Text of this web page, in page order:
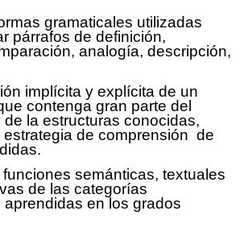
gramaticales utilizadas
párrafos de definición,
analogía, descripción,
implícita y explícita de un
contenga gran parte del
la estructuras conocidas,
de comprensión de
semánticas, textuales
de las categorías
aprendidas en los grados